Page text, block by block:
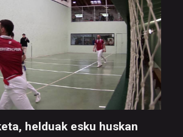
helduak esku huskan